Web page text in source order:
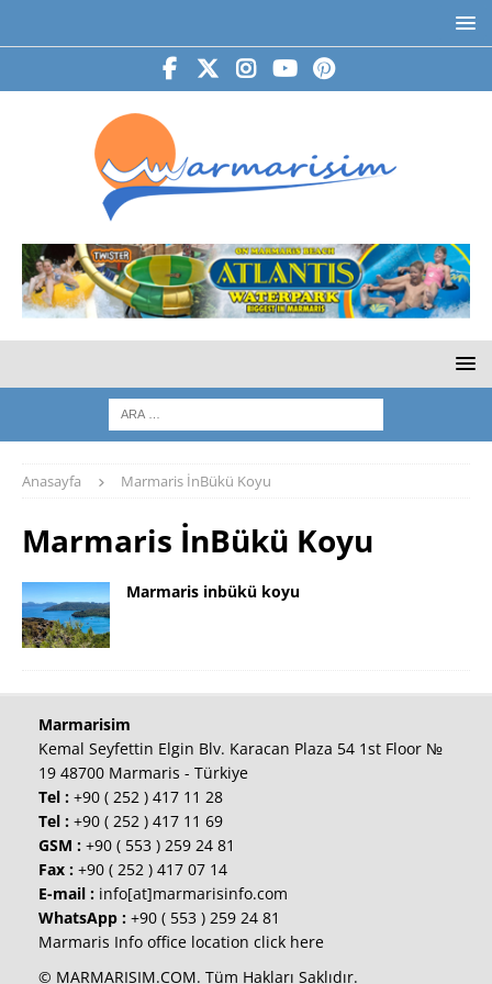
Anasayfa Marmaris İnBükü Koyu
Marmaris İnBükü Koyu
Marmaris inbükü koyu
Marmarisim
Kemal Seyfettin Elgin Blv. Karacan Plaza 54 1st Floor №
19 48700 Marmaris - Türkiye
Tel : +90 ( 252 ) 417 11 28
Tel : +90 ( 252 ) 417 11 69
GSM : +90 ( 553 ) 259 24 81
Fax : +90 ( 252 ) 417 07 14
E-mail : info[at]marmarisinfo.com
WhatsApp : +90 ( 553 ) 259 24 81
Marmaris Info office location click here
© MARMARISIM.COM. Tüm Hakları Saklıdır.